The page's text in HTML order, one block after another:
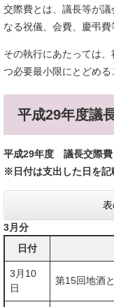
交際費とは、議長等が
なる祝儀、会費、慶弔費
その執行にあたっては
つ必要最小限にとどめる
平成29年度議
平成29年度 議長交際
※日付は支出した日を記
3月分
日付
3月10
日
第15回地酒